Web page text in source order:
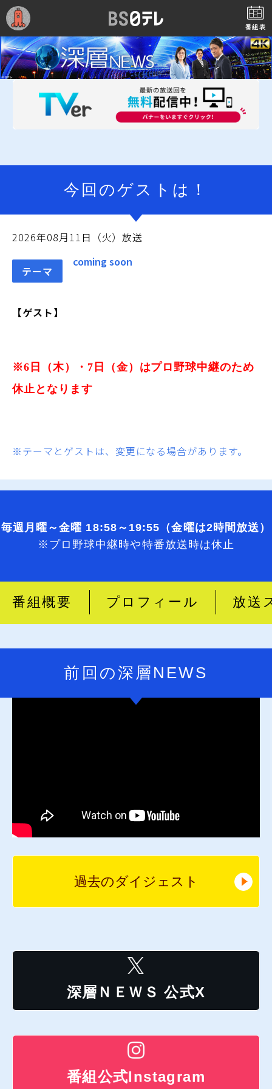
番組表
今回のゲストは！
2026年08月11日（火）放送
テーマ
coming soon
【ゲスト】
※6日（木）・7日（金）はプロ野球中継のため
休止となります
※テーマとゲストは、変更になる場合があります。
毎週月曜～金曜 18:58～19:55（金曜は2時間放送）
※プロ野球中継時や特番放送時は休止
番組概要 プロフィール 放送
前回の深層NEWS
過去のダイジェスト
深層ＮＥＷＳ 公式X
番組公式Instagram